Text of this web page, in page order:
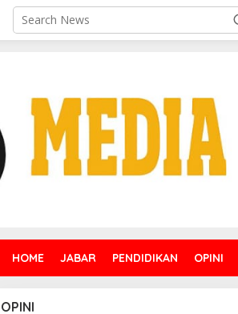
HOME JABAR PENDIDIKAN OPINI
OPINI